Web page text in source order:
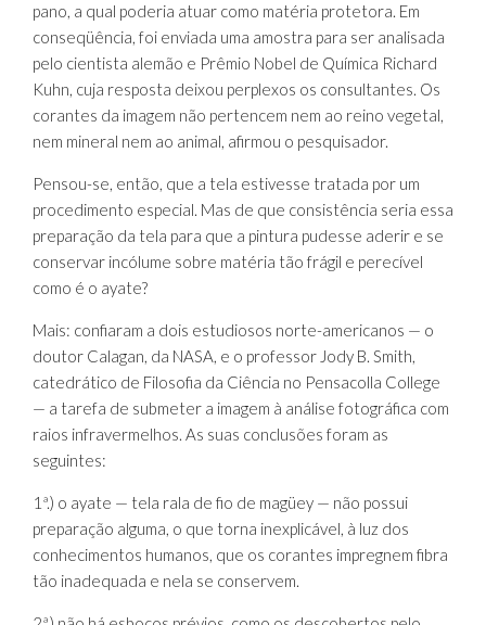
pano, a qual poderia atuar como matéria protetora. Em
conseqüência, foi enviada uma amostra para ser analisada
pelo cientista alemão e Prêmio Nobel de Química Richard
Kuhn, cuja resposta deixou perplexos os consultantes. Os
corantes da imagem não pertencem nem ao reino vegetal,
nem mineral nem ao animal, afirmou o pesquisador.
Pensou-se, então, que a tela estivesse tratada por um
procedimento especial. Mas de que consistência seria essa
preparação da tela para que a pintura pudesse aderir e se
conservar incólume sobre matéria tão frágil e perecível
como é o ayate?
Mais: confiaram a dois estudiosos norte-americanos — o
doutor Calagan, da NASA, e o professor Jody B. Smith,
catedrático de Filosofia da Ciência no Pensacolla College
— a tarefa de submeter a imagem à análise fotográfica com
raios infravermelhos. As suas conclusões foram as
seguintes:
1ª.) o ayate — tela rala de fio de magüey — não possui
preparação alguma, o que torna inexplicável, à luz dos
conhecimentos humanos, que os corantes impregnem fibra
tão inadequada e nela se conservem.